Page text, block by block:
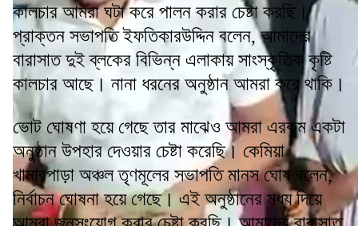
কালচার আমরা ঘটা করে পালন করার চেষ্টা করছি।
প্রাক্তন সভাপতি ইফতিকারউদ্দিন বলেন, আমাদের
বারাসাত দুই ব্লকের বিভিন্ন এলাকায় সাংস্কৃতিক কৃষ্টি
কালচার আছে। নানা ধরনের অনুষ্ঠান আমরা করে থাকি।
ভোট ঘোষণা হয়ে গেছে তার মাঝেও আমরা এরকম একটা
অনুষ্ঠান উপহার দেওয়ার চেষ্টা করেছি। কেমিয়া
খামারপাড়া অঞ্চল তৃণমূলের সভাপতি মানস ঘোষ বলেন,
নির্বাচন ঘোষনা হয়ে গেছে। এই অনুষ্ঠানের মধ্য দিয়ে